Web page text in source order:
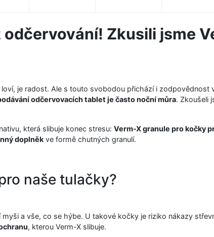
odčervování! Zkusili jsme
je radost. Ale s touto svobodou přichází i zodpovědnost
odčervovacích tablet je často noční můra. Zkoušeli
která slibuje konec stresu: Verm-X granule pro kočky
doplněk ve formě chutných granulí.
naše tulačky?
a vše, co se hýbe. U takové kočky je riziko nákazy
, kterou Verm-X slibuje.